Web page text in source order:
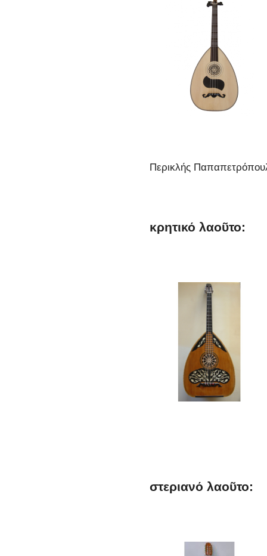
Περικλής
κρητικό λαοῦτο:
στεριανό λαοῦτο: